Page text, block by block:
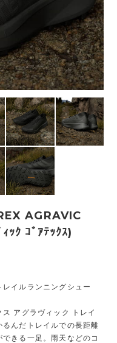
AGRAVIC
ｯｸ ｺﾞｱﾃｯｸｽ)
イルランニングシュー
アグラヴィック トレイ
んだトレイルでの長距離
きる一足。雨天などのコ